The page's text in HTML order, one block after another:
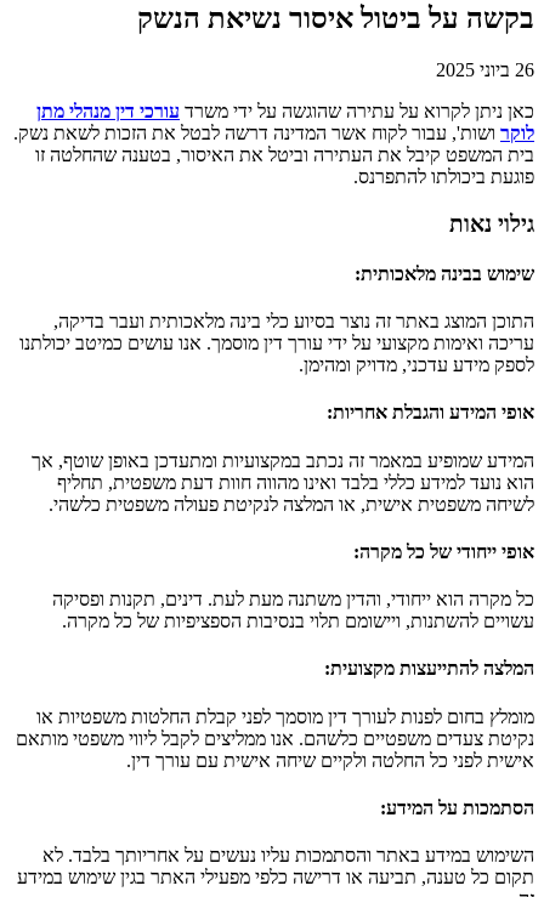
בקשה על ביטול איסור נשיאת הנשק
26 ביוני 2025
כאן ניתן לקרוא על עתירה שהוגשה על ידי משרד עורכי דין מנהלי מתן
לוקר ושות', עבור לקוח אשר המדינה דרשה לבטל את הזכות לשאת נשק.
בית המשפט קיבל את העתירה וביטל את האיסור, בטענה שהחלטה זו
פוגעת ביכולתו להתפרנס.
גילוי נאות
שימוש בבינה מלאכותית:
התוכן המוצג באתר זה נוצר בסיוע כלי בינה מלאכותית ועבר בדיקה,
עריכה ואימות מקצועי על ידי עורך דין מוסמך. אנו עושים כמיטב יכולתנו
לספק מידע עדכני, מדויק ומהימן.
אופי המידע והגבלת אחריות:
המידע שמופיע במאמר זה נכתב במקצועיות ומתעדכן באופן שוטף, אך
הוא נועד למידע כללי בלבד ואינו מהווה חוות דעת משפטית, תחליף
לשיחה משפטית אישית, או המלצה לנקיטת פעולה משפטית כלשהי.
אופי ייחודי של כל מקרה:
כל מקרה הוא ייחודי, והדין משתנה מעת לעת. דינים, תקנות ופסיקה
עשויים להשתנות, ויישומם תלוי בנסיבות הספציפיות של כל מקרה.
המלצה להתייעצות מקצועית:
מומלץ בחום לפנות לעורך דין מוסמך לפני קבלת החלטות משפטיות או
נקיטת צעדים משפטיים כלשהם. אנו ממליצים לקבל ליווי משפטי מותאם
אישית לפני כל החלטה ולקיים שיחה אישית עם עורך דין.
הסתמכות על המידע:
השימוש במידע באתר והסתמכות עליו נעשים על אחריותך בלבד. לא
תקום כל טענה, תביעה או דרישה כלפי מפעילי האתר בגין שימוש במידע